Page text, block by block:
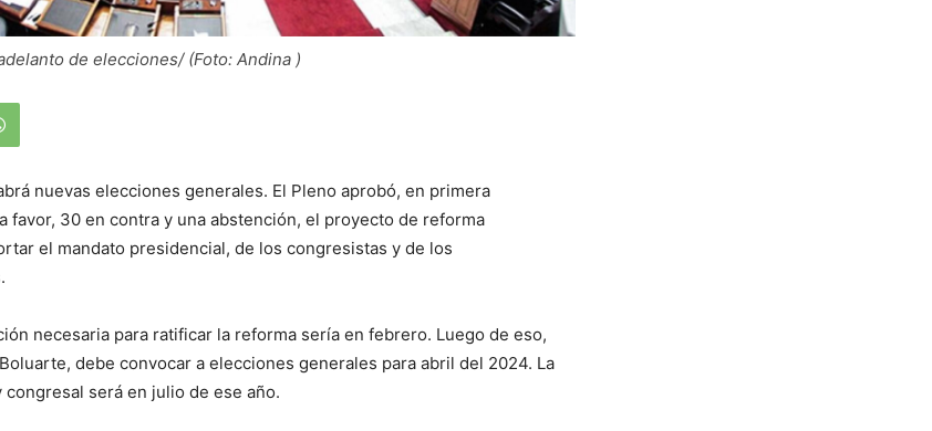
de elecciones/ (Foto: Andina )
nuevas elecciones generales. El Pleno aprobó, en primera
favor, 30 en contra y una abstención, el proyecto de reforma
el mandato presidencial, de los congresistas y de los
necesaria para ratificar la reforma sería en febrero. Luego de eso,
debe convocar a elecciones generales para abril del 2024. La
será en julio de ese año.